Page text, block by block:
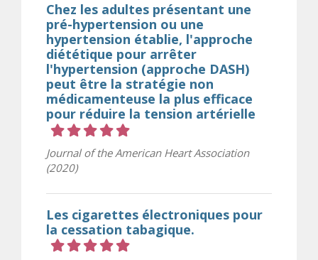
Chez les adultes présentant une
pré-hypertension ou une
hypertension établie, l'approche
diététique pour arrêter
l'hypertension (approche DASH)
peut être la stratégie non
médicamenteuse la plus efficace
pour réduire la tension artérielle
Journal of the American Heart Association
(2020)
Les cigarettes électroniques pour
la cessation tabagique.